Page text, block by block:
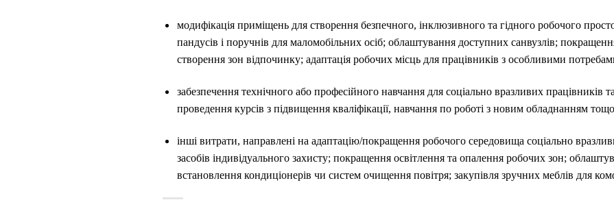
модифікація приміщень для створення безпечного, інклюзивного та гідного робочого
пандусів і поручнів для маломобільних осіб; облаштування доступних санвузлів;
створення зон відпочинку; адаптація робочих місць для працівників з особливими
забезпечення технічного або професійного навчання для соціально вразливих працівників
проведення курсів з підвищення кваліфікації, навчання по роботі з новим обладнанням
інші витрати, направлені на адаптацію/покращення робочого середовища соціально
засобів індивідуального захисту; покращення освітлення та опалення робочих зон;
встановлення кондиціонерів чи систем очищення повітря; закупівля зручних меблів для